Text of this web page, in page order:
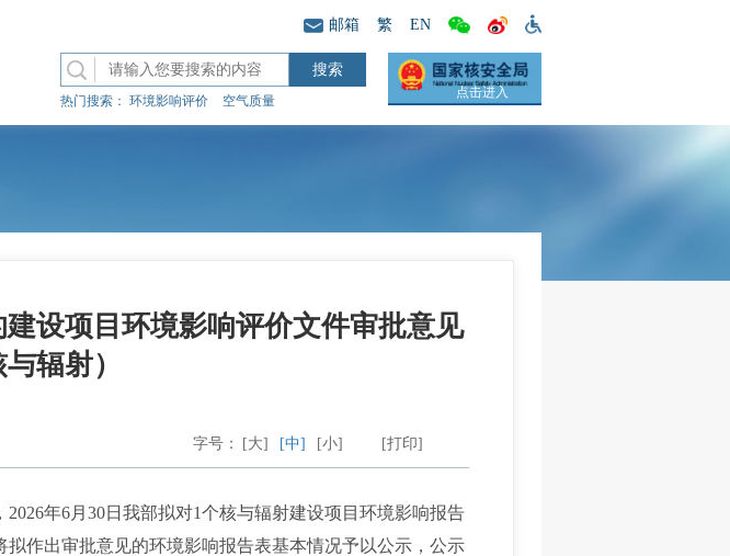
邮箱 繁 EN
热门搜索： 环境影响评价 空气质量
点击进入
设项目环境影响评价文件审批意见
辐射）
[打印]
字号： [大] [中] [小]
年6月30日我部拟对1个核与辐射建设项目环境影响报告
作出审批意见的环境影响报告表基本情况予以公示，公示